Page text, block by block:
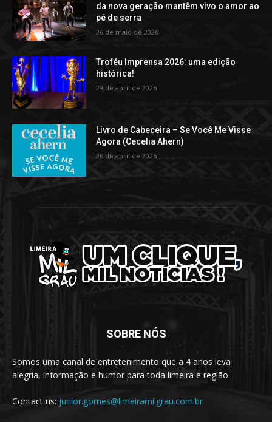
da nova geração mantêm vivo o amor ao
pé de serra
26 de maio de 2026
Troféu Imprensa 2026: uma edição
histórica!
29 de abril de 2026
Livro de Cabeceira – Se Você Me Visse
Agora (Cecelia Ahern)
26 de abril de 2026
SOBRE NÓS
Somos uma canal de entretenimento que a 4 anos leva
alegria, informação e humor para toda limeira e região.
Contact us: junior.gomes@limeiramilgrau.com.br